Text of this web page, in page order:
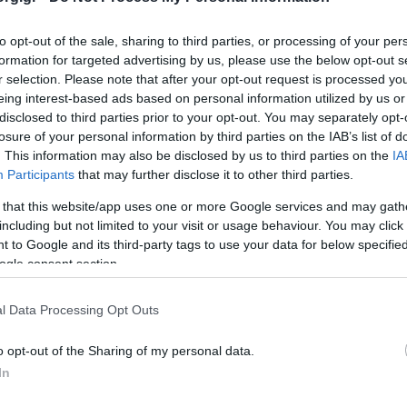
opt-out of the sale, sharing to third parties, or processing of your
for targeted advertising by us, please use the below opt-out
selection. Please note that after your opt-out request is processed
interest-based ads based on personal information utilized by us
to third parties prior to your opt-out. You may separately
of your personal information by third parties on the IAB’s list of
This information may also be disclosed by us to third parties on the
Participants that may further disclose it to other third parties.
that this website/app uses one or more Google services and may
but not limited to your visit or usage behaviour. You may
to Google and its third-party tags to use your data for below
consent section.
Data Processing Opt Outs
opt-out of the Sharing of my personal data.
μας
ημέρες θα δημοσιεύουμε εκεί ένα μικρό
αφορά τα Προσκοπικά Τζάμπορη! Για να
και αρκεί να στείλεις με μήνυμα κειμένου
.Πρόσεχε όμως, όχι με σχόλιο
και με άλλους την σωστή απάντηση!
θα χρησιμοποιήσει τις
Εικονοθήκη.